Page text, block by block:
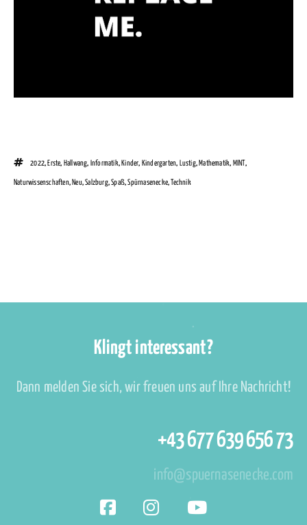
2022,Erste, Hallwang, Informatik, Kinder, Kindergarten, Lustig, Mathematik, MINT,
Naturwissenschaften,Neu,Salzburg,Spaß,Spürnasenecke,Technik
Klingt interessant?
Dann melden Sie sich, wir freuen uns auf Ihre Nachricht!
+43 677 639 656 73
info@spuernasenecke.com